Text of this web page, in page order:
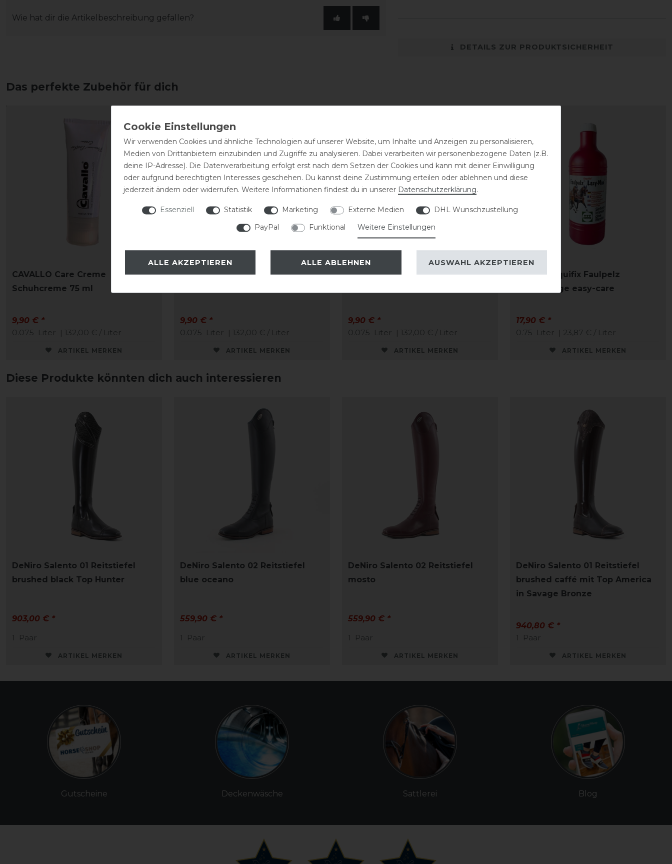
Wie hat dir die Artikelbeschreibung gefallen?
DETAILS ZUR PRODUKTSICHERHEIT
Das perfekte Zubehör für dich
CAVALLO Care Creme
Schuhcreme 75 ml
9,90 € *
0.075 Liter | 132,00 € / Liter
ARTIKEL MERKEN
CAVALLO Care Creme
9,90 € *
0.075 Liter | 132,00 € / Liter
ARTIKEL MERKEN
CAVALLO Care Creme
9,90 € *
0.075 Liter | 132,00 € / Liter
ARTIKEL MERKEN
Stassek Equifix Faulpelz
Lederpflege easy-care
17,90 € *
0.75 Liter | 23,87 € / Liter
ARTIKEL MERKEN
Diese Produkte könnten dich auch interessieren
DeNiro Salento 01 Reitstiefel
brushed black Top Hunter
903,00 € *
1
Paar
ARTIKEL MERKEN
DeNiro Salento 02 Reitstiefel
blue oceano
559,90 € *
1
Paar
ARTIKEL MERKEN
DeNiro Salento 02 Reitstiefel
mosto
559,90 € *
1
Paar
ARTIKEL MERKEN
DeNiro Salento 01 Reitstiefel
brushed caffé mit Top America
in Savage Bronze
940,80 € *
1
Paar
ARTIKEL MERKEN
Gutscheine Deckenwäsche Sattlerei Blog
Wir verwenden Cookies und ähnliche Technologien auf unserer Website, um Inhalte und Anzeigen zu personalisieren,
Medien von Drittanbietern einzubinden und Zugriffe zu analysieren. Dabei verarbeiten wir personenbezogene Daten (z.B.
deine IP-Adresse). Die Datenverarbeitung erfolgt erst nach dem Setzen der Cookies und kann mit deiner Einwilligung
oder aufgrund berechtigten Interesses geschehen. Du kannst deine Zustimmung erteilen oder ablehnen und diese
jederzeit ändern oder widerrufen. Weitere Informationen findest du in unserer Daten­schutz­erklärung.
Essenziell Statistik Marketing Externe Medien
DHL Wunschzustellung
PayPal
Funktional Weitere Einstellungen
ALLE AKZEPTIEREN ALLE ABLEHNEN AUSWAHL AKZEPTIEREN